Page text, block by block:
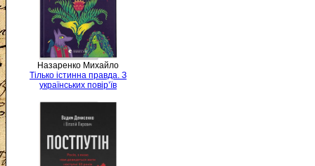
Назаренко Михайло
Тілько істинна правда. З
українських повір’їв